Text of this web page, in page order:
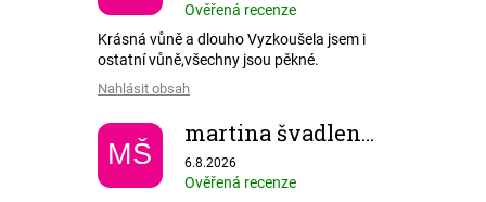
Ověřená recenze
Krásná vůně a dlouho Vyzkoušela jsem i
ostatní vůně,všechny jsou pěkné.
Nahlásit obsah
MŠ
martina švadlenkova
Hodnocení obchodu je 5 z 5 hvězdiček.
6.8.2026
Ověřená recenze